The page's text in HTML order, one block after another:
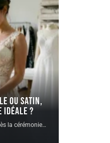
ou satin,
idéale ?
la cérémonie…